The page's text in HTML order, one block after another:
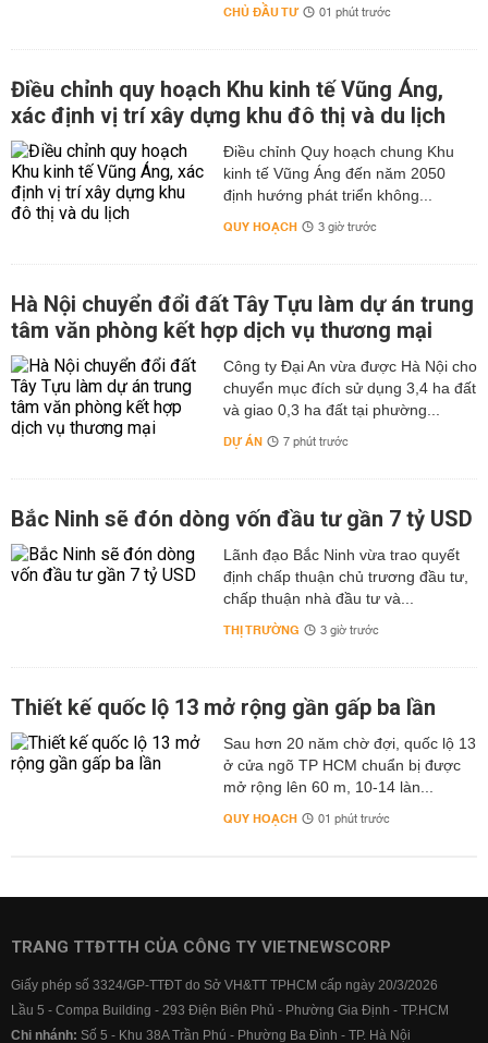
CHỦ ĐẦU TƯ 01 phút trước
Điều chỉnh quy hoạch Khu kinh tế Vũng Áng,
xác định vị trí xây dựng khu đô thị và du lịch
Điều chỉnh Quy hoạch chung Khu
kinh tế Vũng Áng đến năm 2050
định hướng phát triển không...
QUY HOẠCH 3 giờ trước
Hà Nội chuyển đổi đất Tây Tựu làm dự án trung
tâm văn phòng kết hợp dịch vụ thương mại
Công ty Đại An vừa được Hà Nội cho
chuyển mục đích sử dụng 3,4 ha đất
và giao 0,3 ha đất tại phường...
DỰ ÁN 7 phút trước
Bắc Ninh sẽ đón dòng vốn đầu tư gần 7 tỷ USD
Lãnh đạo Bắc Ninh vừa trao quyết
định chấp thuận chủ trương đầu tư,
chấp thuận nhà đầu tư và...
THỊ TRƯỜNG 3 giờ trước
Thiết kế quốc lộ 13 mở rộng gần gấp ba lần
Sau hơn 20 năm chờ đợi, quốc lộ 13
ở cửa ngõ TP HCM chuẩn bị được
mở rộng lên 60 m, 10-14 làn...
QUY HOẠCH 01 phút trước
TRANG TTĐTTH CỦA CÔNG TY VIETNEWSCORP
Giấy phép số 3324/GP-TTĐT do Sở VH&TT TPHCM cấp ngày 20/3/2026
Lầu 5 - Compa Building - 293 Điện Biên Phủ - Phường Gia Định - TP.HCM
Chi nhánh: Số 5 - Khu 38A Trần Phú - Phường Ba Đình - TP. Hà Nội